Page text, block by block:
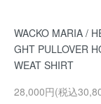
WACKO MARIA /
GHT PULLOVER
WEAT SHIRT
28,000円(税込